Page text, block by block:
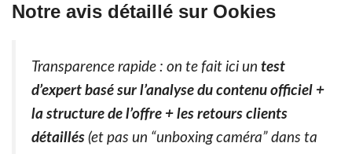
Notre avis détaillé sur Ookies
Transparence rapide : on te fait ici un test
d’expert basé sur l’analyse du contenu officiel +
la structure de l’offre + les retours clients
détaillés (et pas un “unboxing caméra” dans ta